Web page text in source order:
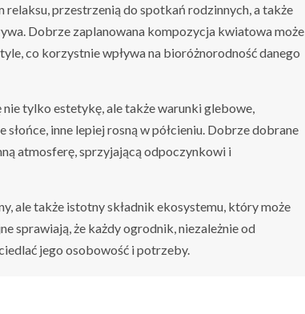
przestrzenią do spotkań rodzinnych, a także
Dobrze zaplanowana kompozycja kwiatowa może
co korzystnie wpływa na bioróżnorodność danego
tylko estetykę, ale także warunki glebowe,
inne lepiej rosną w półcieniu. Dobrze dobrane
atmosferę, sprzyjającą odpoczynkowi i
ale także istotny składnik ekosystemu, który może
sprawiają, że każdy ogrodnik, niezależnie od
jego osobowość i potrzeby.